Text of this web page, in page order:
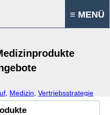
≡ MENÜ
, Medizin Vertriebsstrategie